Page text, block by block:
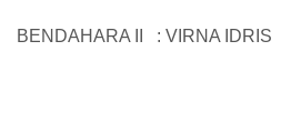
BENDAHARA II : VIRNA IDRIS